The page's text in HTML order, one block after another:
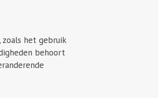
het gebruik
behoort